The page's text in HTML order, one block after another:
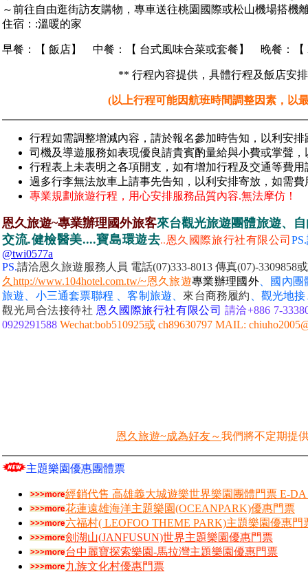
～前往自由逛街訪友購物，專車送往桃園國際或松山機場搭機
住宿：:溫暖的家
早餐：【 飯店】 中餐：【 台式風味合菜或套餐】 晚餐：【
** 行程內容提供，具體行程及飯店安
(以上行程可能因航班時間調整因素，以
行程如需調整增減內容，請於報名參加時告知，以利安
司機及導遊服務如表現優良請貴賓酌量給與小費或掌聲，
行程表上未表明之各項開支，如有增加行程及交通等費用
過多行李無法放車上請事先告知，以利安排寄放，如需
專業規劃旅遊行程，用心安排服務品質內容.無法摩仿！
恩久旅遊~專業辦理國外旅客來台觀光旅遊團體旅遊、
交流.健檢醫美....寶島環遊去..恩久國際旅行社有限公司
@twi0577a
PS.請洽恩久旅遊服務人員 電話(07)333-8013傳真(07)-3309858
久http://www.104hotel.com.tw/~恩久旅遊專業辦理國外 、國內
旅遊、小三通套票聯程 、客制旅遊、 來台商務履約
觀光地
觀光局合法接待社 恩久國際旅行社有限公司 請洽+886 7-
0929291588 Wechat:bob510925或 ch89630797 MAIL:
恩久旅遊~成為好友～我們將不定期提
主題樂園優惠團體票
經銷代售 高雄義大城遊樂世界樂園團體門票 E-
花蓮遠雄海洋主題樂園(OCEANPARK)優惠門票
六福村( LEOFOO THEME PARK)主題樂園優惠門
劍湖山(JANFUSUN)世界主題樂園優惠門票
台中麗寶探索樂園-馬拉灣主題樂園優惠門票
九族文化村優惠門票